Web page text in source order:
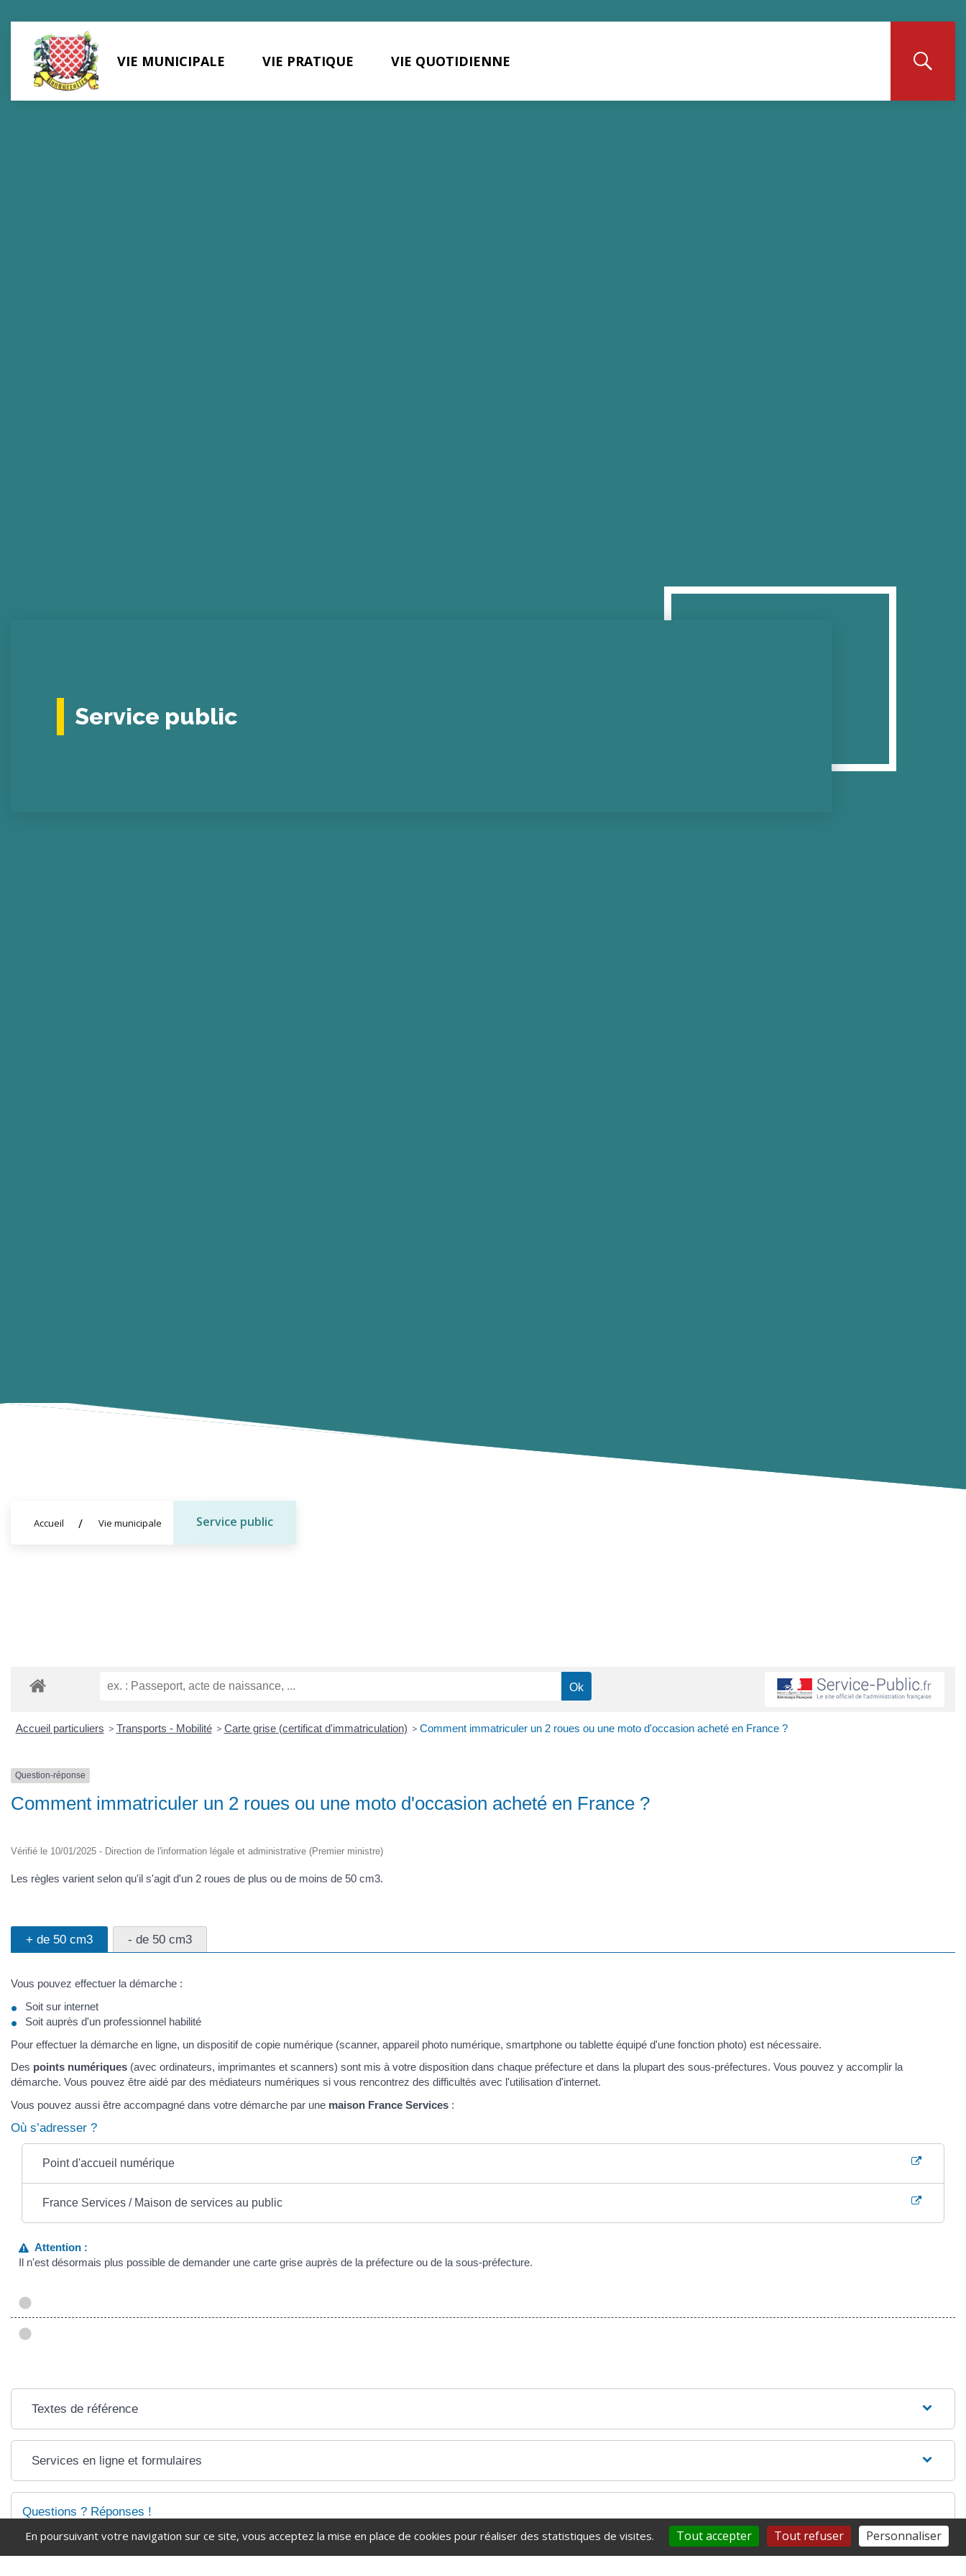
VIE MUNICIPALE VIE PRATIQUE VIE QUOTIDIENNE
Service public
Accueil Vie municipale Service public
Accueil particuliers > Transports - Mobilité > Carte grise (certificat d'immatriculation) > Comment immatriculer un 2 roues ou une moto d'occasion acheté en France ?
Question-réponse
Comment immatriculer un 2 roues ou une moto d'occasion acheté en France ?
Vérifié le 10/01/2025 - Direction de l'information légale et administrative (Premier ministre)
Les règles varient selon qu'il s'agit d'un 2 roues de plus ou de moins de 50 cm3.
+ de 50 cm3 - de 50 cm3
Vous pouvez effectuer la démarche :
Soit sur internet
Soit auprès d'un professionnel habilité
Pour effectuer la démarche en ligne, un dispositif de copie numérique (scanner, appareil photo numérique, smartphone ou tablette équipé d'une fonction photo) est nécessaire.
Des points numériques (avec ordinateurs, imprimantes et scanners) sont mis à votre disposition dans chaque préfecture et dans la plupart des sous-préfectures. Vous pouvez y accomplir la
démarche. Vous pouvez être aidé par des médiateurs numériques si vous rencontrez des difficultés avec l'utilisation d'internet.
Vous pouvez aussi être accompagné dans votre démarche par une maison France Services :
Où s’adresser ?
Point d'accueil numérique
France Services / Maison de services au public
Attention :
Il n'est désormais plus possible de demander une carte grise auprès de la préfecture ou de la sous-préfecture.
Textes de référence
Services en ligne et formulaires
Questions ? Réponses !
En poursuivant votre navigation sur ce site, vous acceptez la mise en place de cookies pour réaliser des statistiques de visites. Tout accepter Tout refuser Personnaliser